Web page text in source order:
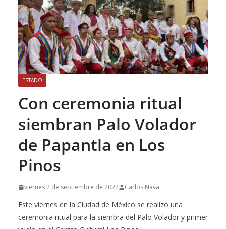
ESTADO
Con ceremonia ritual
siembran Palo Volador
de Papantla en Los
Pinos
viernes 2 de septiembre de 2022 Carlos Nava
Este viernes en la Ciudad de México se realizó una
ceremonia ritual para la siembra del Palo Volador y primer